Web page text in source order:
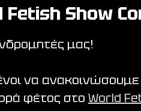
Fetish Show
μας!
να
φέτος στο World